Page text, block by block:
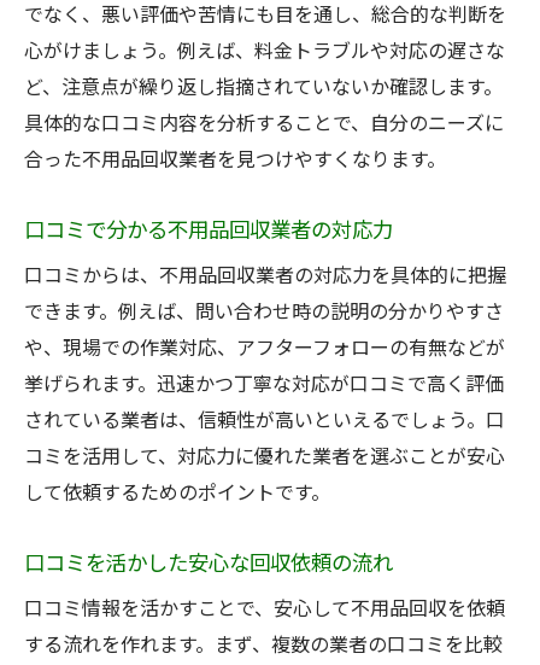
でなく、悪い評価や苦情にも目を通し、総合的な判断を
心がけましょう。例えば、料金トラブルや対応の遅さな
ど、注意点が繰り返し指摘されていないか確認します。
具体的な口コミ内容を分析することで、自分のニーズに
合った不用品回収業者を見つけやすくなります。
口コミで分かる不用品回収業者の対応力
口コミからは、不用品回収業者の対応力を具体的に把握
できます。例えば、問い合わせ時の説明の分かりやすさ
や、現場での作業対応、アフターフォローの有無などが
挙げられます。迅速かつ丁寧な対応が口コミで高く評価
されている業者は、信頼性が高いといえるでしょう。口
コミを活用して、対応力に優れた業者を選ぶことが安心
して依頼するためのポイントです。
口コミを活かした安心な回収依頼の流れ
口コミ情報を活かすことで、安心して不用品回収を依頼
する流れを作れます。まず、複数の業者の口コミを比較